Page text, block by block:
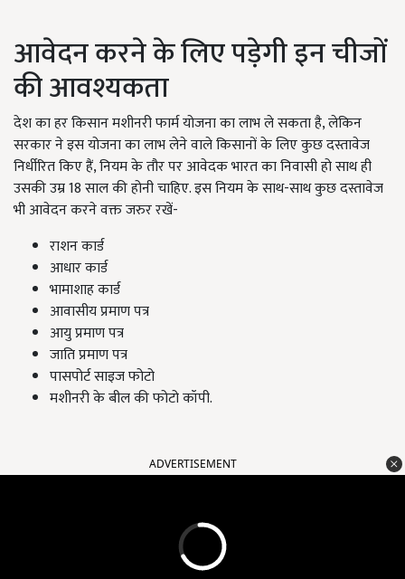
आवेदन करने के लिए पड़ेगी इन चीजों
की आवश्यकता
देश का हर किसान मशीनरी फार्म योजना का लाभ ले सकता है, लेकिन
सरकार ने इस योजना का लाभ लेने वाले किसानों के लिए कुछ दस्तावेज
निर्धीरित किए हैं, नियम के तौर पर आवेदक भारत का निवासी हो साथ ही
उसकी उम्र 18 साल की होनी चाहिए. इस नियम के साथ-साथ कुछ दस्तावेज
भी आवेदन करने वक्त जरुर रखें-
राशन कार्ड
आधार कार्ड
भामाशाह कार्ड
आवासीय प्रमाण पत्र
आयु प्रमाण पत्र
जाति प्रमाण पत्र
पासपोर्ट साइज फोटो
मशीनरी के बील की फोटो कॉपी.
ADVERTISEMENT